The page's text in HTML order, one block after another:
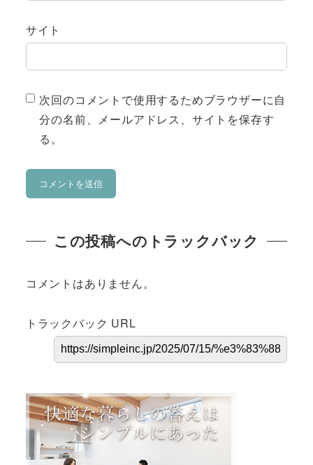
サイト
次回のコメントで使用するためブラウザーに自
分の名前、メールアドレス、サイトを保存す
る。
この投稿へのトラックバック
コメントはありません。
トラックバック URL